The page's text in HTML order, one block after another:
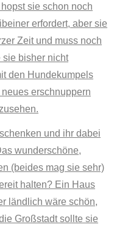
sie schon noch
erfordert, aber sie
Zeit und muss noch
bisher nicht
den Hundekumpels
erschnuppern
und ihr dabei
wunderschöne,
(beides mag sie sehr)
halten? Ein Haus
ländlich wäre schön,
Großstadt sollte sie